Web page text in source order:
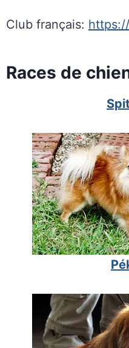
Club français:
Races de